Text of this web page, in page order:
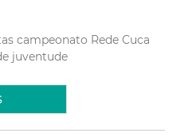
campeonato Rede Cuca
juventude